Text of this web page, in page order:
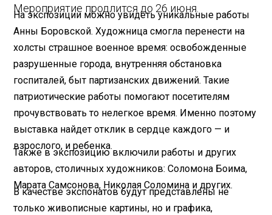
Мероприятие продлится до 26 июня.
На экспозиции можно увидеть уникальные работы
Анны Боровской. Художница смогла перенести на
холсты страшное военное время: освобожденные
разрушенные города, внутренняя обстановка
госпиталей, быт партизанских движений. Такие
патриотические работы помогают посетителям
прочувствовать то нелегкое время. Именно поэтому
выставка найдет отклик в сердце каждого — и
взрослого, и ребенка.
Также в экспозицию включили работы и других
авторов, столичных художников: Соломона Боима,
Марата Самсонова, Николая Соломина и других.
В качестве экспонатов будут представлены не
только живописные картины, но и графика,